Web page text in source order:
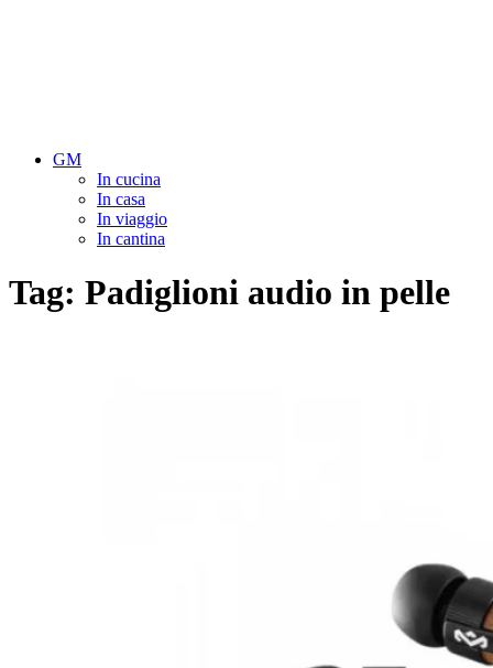
GM
In cucina
In casa
In viaggio
In cantina
Tag: Padiglioni audio in pelle